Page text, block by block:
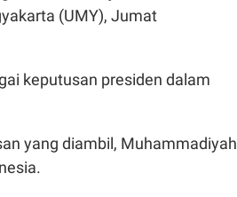
(UMY), Jumat
keputusan presiden dalam
yang diambil, Muhammadiyah